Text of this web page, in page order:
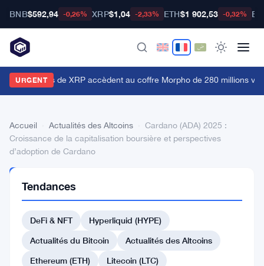
BNB$592,94 -0,26% XRP$1,04 -2,33% ETH$1 902,53 -0,32%
URGENT
détenteurs de XRP accèdent au coffre Morpho de 280 millions via
Accueil Actualités des Altcoins
Cardano (ADA) 2025 :
Croissance de la capitalisation boursière et perspectives
d’adoption de Cardano
DES
ALTCOINS
Cardano
(ADA)
2025
Tendances
DeFi & NFT
Hyperliquid (HYPE)
Actualités du Bitcoin
Actualités des Altcoins
Ethereum (ETH)
Litecoin (LTC)